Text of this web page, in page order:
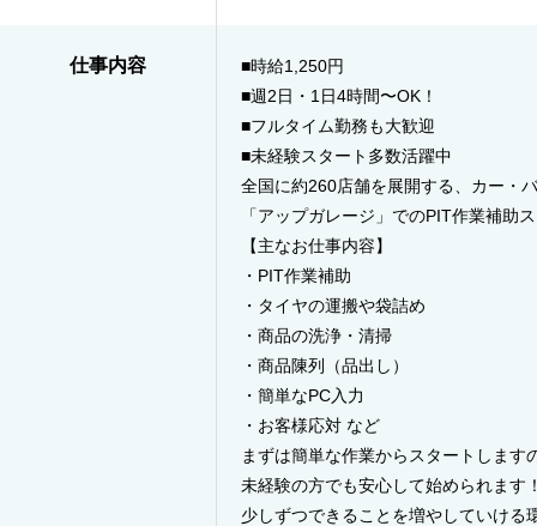
仕事内容
■時給1,250円
■週2日・1日4時間〜OK！
■フルタイム勤務も大歓迎
■未経験スタート多数活躍中
全国に約260店舗を展開する、カー・
「アップガレージ」でのPIT作業補助
【主なお仕事内容】
・PIT作業補助
・タイヤの運搬や袋詰め
・商品の洗浄・清掃
・商品陳列（品出し）
・簡単なPC入力
・お客様応対 など
まずは簡単な作業からスタートします
未経験の方でも安心して始められます
少しずつできることを増やしていける